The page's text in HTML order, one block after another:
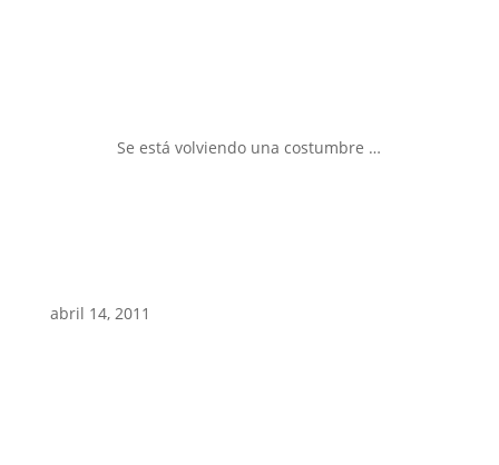
Se está volviendo una costumbre …
abril 14, 2011